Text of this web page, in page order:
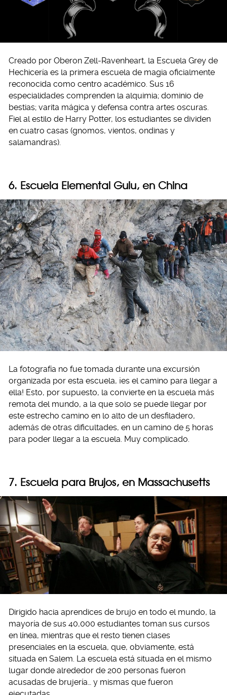
Creado por Oberon Zell-Ravenheart, la Escuela Grey de
Hechicería es la primera escuela de magia oficialmente
reconocida como centro académico. Sus 16
especialidades comprenden la alquimia; dominio de
bestias; varita mágica y defensa contra artes oscuras.
Fiel al estilo de Harry Potter, los estudiantes se dividen
en cuatro casas (gnomos, vientos, ondinas y
salamandras).
6. Escuela Elemental Gulu, en China
La fotografía no fue tomada durante una excursión
organizada por esta escuela, ¡es el camino para llegar a
ella! Esto, por supuesto, la convierte en la escuela más
remota del mundo, a la que solo se puede llegar por
este estrecho camino en lo alto de un desfiladero,
además de otras dificultades, en un camino de 5 horas
para poder llegar a la escuela. Muy complicado.
7. Escuela para Brujos, en Massachusetts
Dirigido hacia aprendices de brujo en todo el mundo, la
mayoría de sus 40,000 estudiantes toman sus cursos
en línea, mientras que el resto tienen clases
presenciales en la escuela, que, obviamente, está
situada en Salem. La escuela está situada en el mismo
lugar donde alrededor de 200 personas fueron
acusadas de brujería… y mismas que fueron